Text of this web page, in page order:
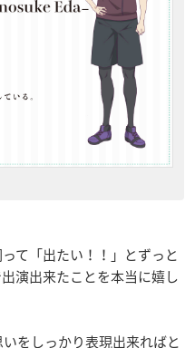
て「出たい！！」とずっと
演出来たことを本当に嬉し
をしっかり表現出来ればと